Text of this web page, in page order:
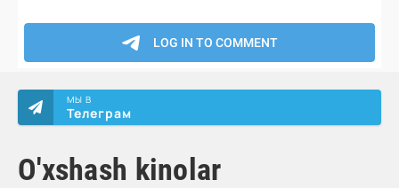
O'xshash kinolar
МЫ В
Телеграм